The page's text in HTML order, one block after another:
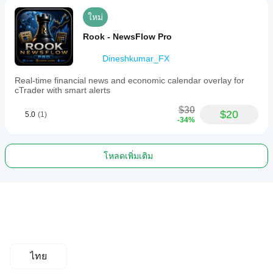
ใหม่
Rook - NewsFlow Pro
Dineshkumar_FX
Real-time financial news and economic calendar overlay for
cTrader with smart alerts
5.0 (1) $30
-34% $20
โหลดเพิ่มเติม
ไทย